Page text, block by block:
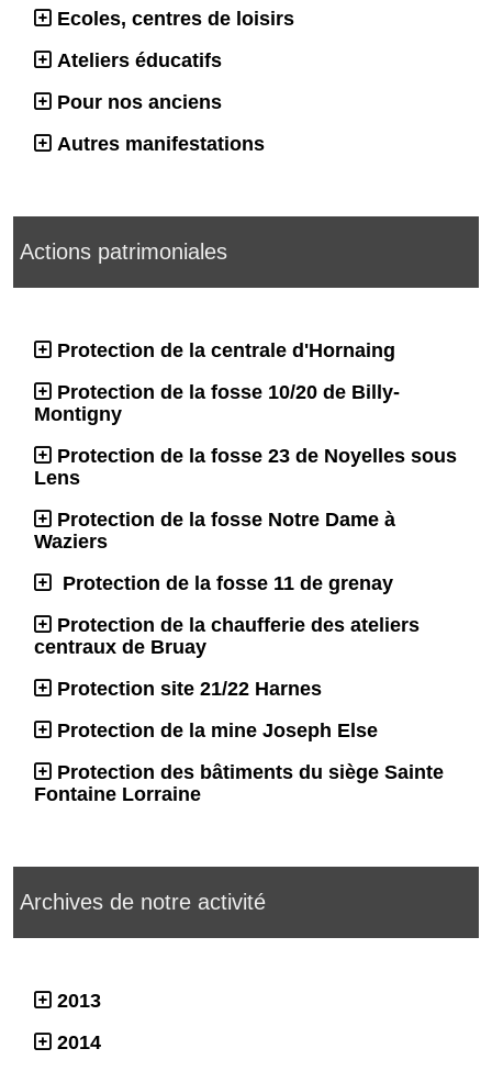
Ecoles, centres de loisirs
Ateliers éducatifs
Pour nos anciens
Autres manifestations
Actions patrimoniales
Protection de la centrale d'Hornaing
Protection de la fosse 10/20 de Billy-
Montigny
Protection de la fosse 23 de Noyelles sous
Lens
Protection de la fosse Notre Dame à
Waziers
Protection de la fosse 11 de grenay
Protection de la chaufferie des ateliers
centraux de Bruay
Protection site 21/22 Harnes
Protection de la mine Joseph Else
Protection des bâtiments du siège Sainte
Fontaine Lorraine
Archives de notre activité
2013
2014